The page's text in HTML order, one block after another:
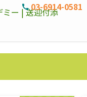
03-6914-0581